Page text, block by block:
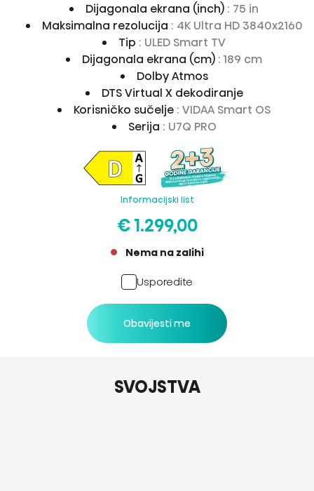
Dijagonala ekrana (inch) : 75 in
Maksimalna rezolucija : 4K Ultra HD 3840x2160
Tip : ULED Smart TV
Dijagonala ekrana (cm) : 189 cm
Dolby Atmos
DTS Virtual X dekodiranje
Korisničko sučelje : VIDAA Smart OS
Serija : U7Q PRO
Informacijski list
€ 1.299,00
Nema na zalihi
Usporedite
Obavijesti me
SVOJSTVA